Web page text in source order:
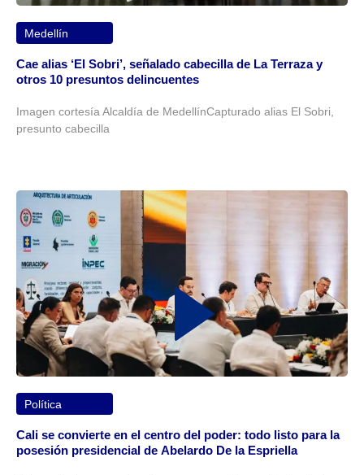
Medellín
Cae alias ‘El Sobri’, señalado cabecilla de La Terraza y
otros 10 presuntos delincuentes
Imagen cortesía Alcaldía de MedellínCapturado alias El Sobri,
presunto cabecilla
Política
Cali se convierte en el centro del poder: todo listo para la
posesión presidencial de Abelardo De la Espriella